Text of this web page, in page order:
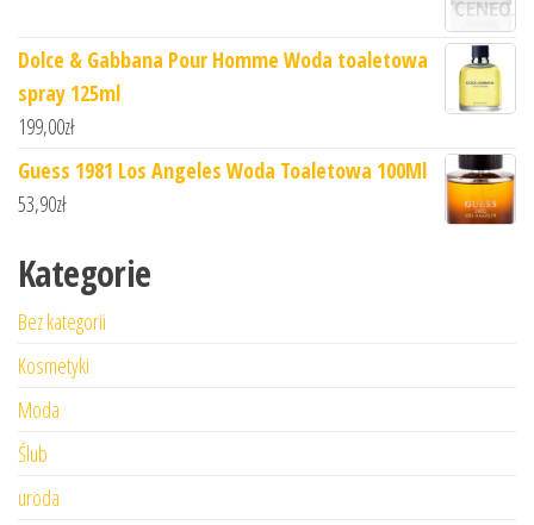
Dolce & Gabbana Pour Homme Woda toaletowa
spray 125ml
199,00zł
Guess 1981 Los Angeles Woda Toaletowa 100Ml
53,90zł
Kategorie
Bez kategorii
Kosmetyki
Moda
Ślub
uroda